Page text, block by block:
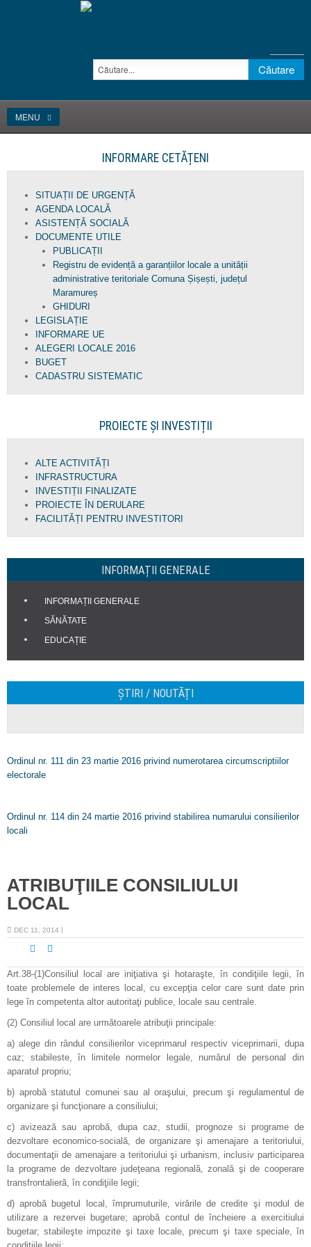
MENU
INFORMARE CETĂȚENI
SITUAȚII DE URGENȚĂ
AGENDA LOCALĂ
ASISTENȚĂ SOCIALĂ
DOCUMENTE UTILE
PUBLICAȚII
Registru de evidență a garanțiilor locale a unității
administrative teritoriale Comuna Șișești, județul
Maramureș
GHIDURI
LEGISLAȚIE
INFORMARE UE
ALEGERI LOCALE 2016
BUGET
CADASTRU SISTEMATIC
PROIECTE ȘI INVESTIȚII
ALTE ACTIVITĂȚI
INFRASTRUCTURA
INVESTIȚII FINALIZATE
PROIECTE ÎN DERULARE
FACILITĂȚI PENTRU INVESTITORI
INFORMAȚII GENERALE
INFORMAȚII GENERALE
SĂNĂTATE
EDUCAȚIE
ȘTIRI / NOUTĂȚI
Ordinul nr. 111 din 23 martie 2016 privind numerotarea circumscriptiilor
electorale
Ordinul nr. 114 din 24 martie 2016 privind stabilirea numarului consilierilor
locali
ATRIBUŢIILE CONSILIULUI
LOCAL
DEC 11, 2014
Art.38-(1)Consiliul local are iniţiativa şi hotaraşte, în condiţiile legii, în
toate problemele de interes local, cu excepţia celor care sunt date prin
lege în competenta altor autoritaţi publice, locale sau centrale.
(2) Consiliul local are următoarele atribuţii principale:
a) alege din rândul consilierilor viceprimarul respectiv viceprimarii, dupa
caz; stabileste, în limitele normelor legale, numărul de personal din
aparatul propriu;
b) aprobă statutul comunei sau al oraşului, precum şi regulamentul de
organizare şi funcţionare a consiliului;
c) avizează sau aprobă, dupa caz, studii, prognoze si programe de
dezvoltare economico-socială, de organizare şi amenajare a teritoriului,
documentaţii de amenajare a teritoriului şi urbanism, inclusiv participarea
la programe de dezvoltare judeţeana regională, zonală şi de cooperare
transfrontalieră, în condiţiile legii;
d) aprobă bugetul local, împrumuturile, virările de credite şi modul de
utilizare a rezervei bugetare; aprobă contul de încheiere a exercitiului
bugetar; stabileşte impozite şi taxe locale, precum şi taxe speciale, în